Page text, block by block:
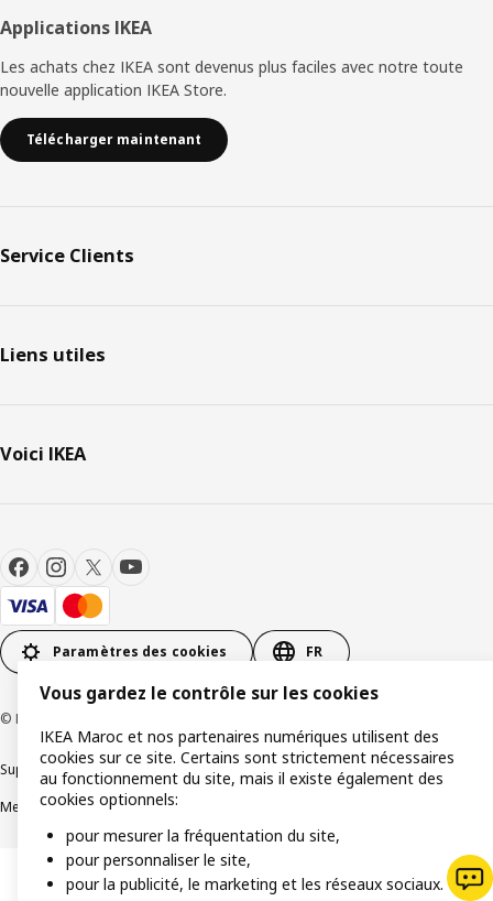
Applications IKEA
Les achats chez IKEA sont devenus plus faciles avec notre toute
nouvelle application IKEA Store.
Télécharger maintenant
Service Clients
Liens utiles
Voici IKEA
Paramètres des cookies FR
© Inter IKEA Systems B.V. 1999-2026
Support produitPolitique de confidentialitéPolitique de cookies
Mentions légalesAchat en ligne Termes et conditions
Vous gardez le contrôle sur les cookies
IKEA Maroc et nos partenaires numériques utilisent des
cookies sur ce site. Certains sont strictement nécessaires
au fonctionnement du site, mais il existe également des
cookies optionnels:
pour mesurer la fréquentation du site,
pour personnaliser le site,
pour la publicité, le marketing et les réseaux sociaux.